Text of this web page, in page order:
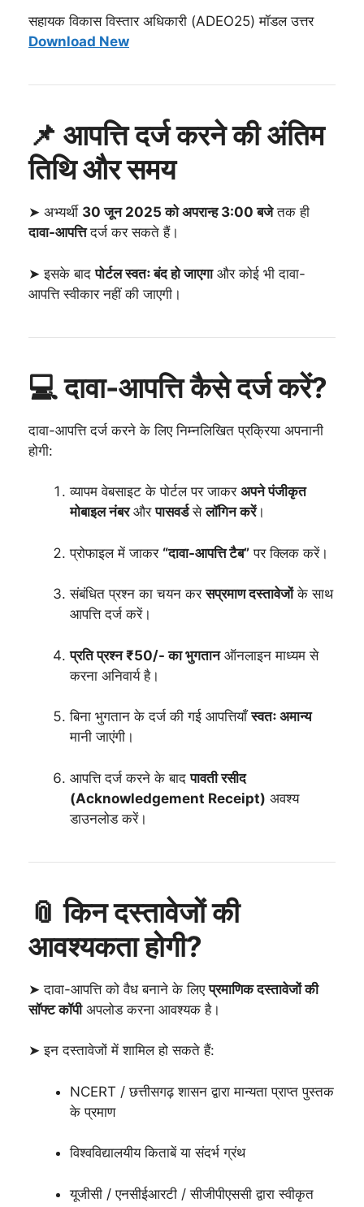
सहायक विकास विस्तार अधिकारी (ADEO25) मॉडल उत्तर
Download New
📌 आपत्ति दर्ज करने की अंतिम
तिथि और समय
➤ अभ्यर्थी 30 जून 2025 को अपरान्ह 3:00 बजेतक ही
दावा-आपत्तिदर्ज कर सकते हैं।
➤ इसके बादपोर्टल स्वतः बंद हो जाएगाऔर कोई भी दावा-
आपत्ति स्वीकार नहीं की जाएगी।
💻 दावा-आपत्ति कैसे दर्ज करें?
दावा-आपत्ति दर्ज करने के लिए निम्नलिखित प्रक्रिया अपनानी
होगी:
व्यापम वेबसाइट के पोर्टल पर जाकर अपने पंजीकृत
मोबाइल नंबरऔरपासवर्डसेलॉगिन करें।
प्रोफाइल में जाकर “दावा-आपत्ति टैब” पर क्लिक करें।
संबंधित प्रश्न का चयन करसप्रमाण दस्तावेजोंके साथ
आपत्ति दर्ज करें।
प्रति प्रश्न ₹50/- का भुगतानऑनलाइन माध्यम से
करना अनिवार्य है।
बिना भुगतान के दर्ज की गई आपत्तियाँस्वतः अमान्य
मानी जाएंगी।
आपत्ति दर्ज करने के बादपावती रसीद
(Acknowledgement Receipt) अवश्य
डाउनलोड करें।
📎 किन दस्तावेजों की
आवश्यकता होगी?
➤ दावा-आपत्ति को वैध बनाने के लिएप्रमाणिक दस्तावेजों की
सॉफ्ट कॉपीअपलोड करना आवश्यक है।
➤ इन दस्तावेजों में शामिल हो सकते हैं:
NCERT / छत्तीसगढ़ शासन द्वारा मान्यता प्राप्त पुस्तक
के प्रमाण
विश्वविद्यालयीय किताबें या संदर्भ ग्रंथ
यूजीसी / एनसीईआरटी / सीजीपीएससी द्वारा स्वीकृत